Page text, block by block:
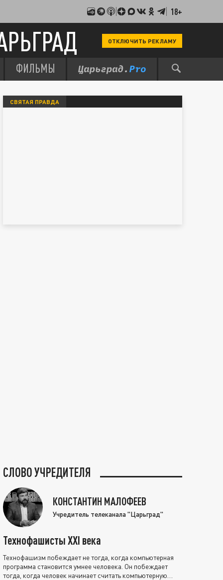
18+
ОТКЛЮЧИТЬ РЕКЛАМУ
ФИЛЬМЫ
СВЯТАЯ ПРАВДА
СЛОВО УЧРЕДИТЕЛЯ
КОНСТАНТИН МАЛОФЕЕВ
Учредитель телеканала "Царьград"
Технофашисты XXI века
Технофашизм побеждает не тогда, когда компьютерная
программа становится умнее человека. Он побеждает
тогда, когда человек начинает считать компьютерную